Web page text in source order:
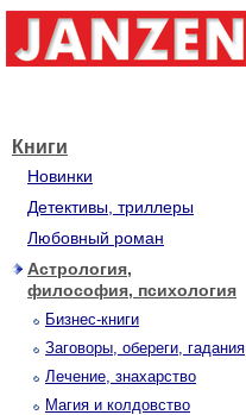
Книги
Новинки
Детективы, триллеры
Любовный роман
Астрология,
философия, психология
Бизнес-книги
Заговоры, обереги, гадания
Лечение, знахарство
Магия и колдовство